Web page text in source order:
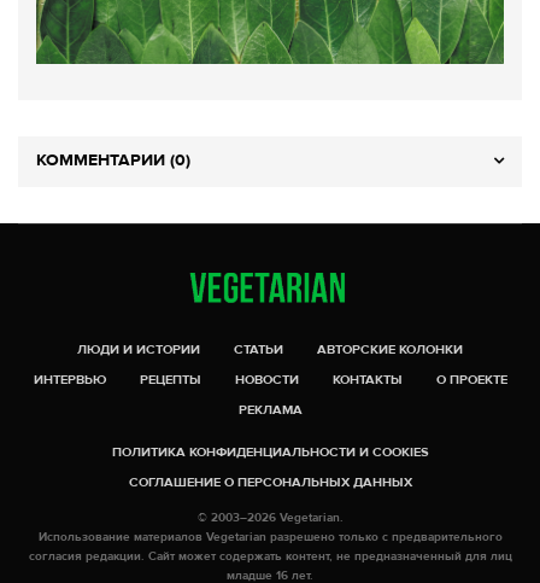
КОММЕНТАРИИ (0)
ЛЮДИ И ИСТОРИИ СТАТЬИ
АВТОРСКИЕ КОЛОНКИ
ИНТЕРВЬЮ
РЕЦЕПТЫ НОВОСТИ КОНТАКТЫ
О ПРОЕКТЕ
РЕКЛАМА
ПОЛИТИКА КОНФИДЕНЦИАЛЬНОСТИ И COOKIES
СОГЛАШЕНИЕ О ПЕРСОНАЛЬНЫХ ДАННЫХ
© 2003–2026 Vegetarian.
Использование материалов Vegetarian разрешено только с предварительного
согласия редакции. Сайт может содержать контент, не предназначенный для лиц
младше 16 лет.